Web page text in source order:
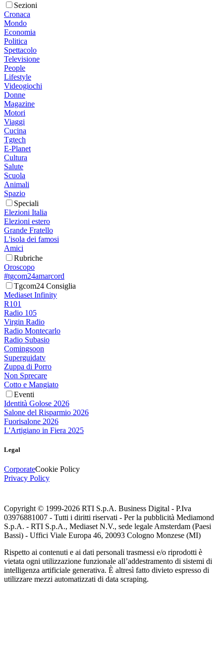
Sezioni
Cronaca
Mondo
Economia
Politica
Spettacolo
Televisione
People
Lifestyle
Videogiochi
Donne
Magazine
Motori
Viaggi
Cucina
Tgtech
E-Planet
Cultura
Salute
Scuola
Animali
Spazio
Speciali
Elezioni Italia
Elezioni estero
Grande Fratello
L'isola dei famosi
Amici
Rubriche
Oroscopo
#tgcom24amarcord
Tgcom24 Consiglia
Mediaset Infinity
R101
Radio 105
Virgin Radio
Radio Montecarlo
Radio Subasio
Comingsoon
Superguidatv
Zuppa di Porro
Non Sprecare
Cotto e Mangiato
Eventi
Identità Golose 2026
Salone del Risparmio 2026
Fuorisalone 2026
L'Artigiano in Fiera 2025
Legal
CorporateCookie Policy
Privacy Policy
Copyright © 1999-2026 RTI S.p.A. Business Digital - P.Iva
03976881007 - Tutti i diritti riservati - Per la pubblicità Mediamond
S.p.A. - RTI S.p.A., Mediaset N.V., sede legale Amsterdam (Paesi
Bassi) - Uffici Viale Europa 46, 20093 Cologno Monzese (MI)
Rispetto ai contenuti e ai dati personali trasmessi e/o riprodotti è
vietata ogni utilizzazione funzionale all’addestramento di sistemi di
intelligenza artificiale generativa. È altresì fatto divieto espresso di
utilizzare mezzi automatizzati di data scraping.